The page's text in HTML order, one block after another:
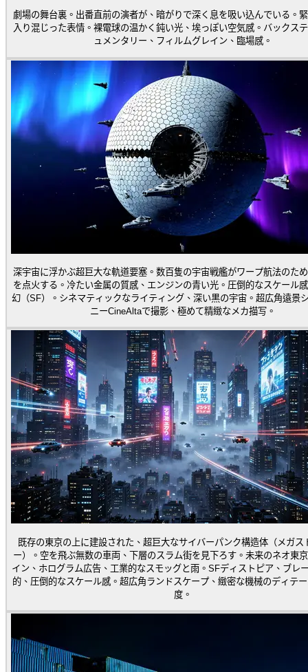
劇場の舞台裏。出番直前の演者が、暗がりで深く息を吸い込んでいる。
入り混じった表情。裸電球の温かく鈍い光、埃っぽい空気感。バックス
ュメンタリー、フィルムグレイン、臨場感。
深宇宙に浮かぶ超巨大な軌道要塞。数百隻の宇宙戦艦がワープ航法のた
を点火する。冷たい金属の質感、エンジンの青い光。圧倒的なスケール
幻（SF）。シネマティックなライティング、深い黒の宇宙。超広角遠景
ニーCineAltaで撮影、極めて精緻なメカ描写。
既存の東京の上に建設された、超巨大なサイバーパンク構造体（メガス
ー）。空を飛ぶ無数の車両、下層のスラム街を見下ろす。未来のネオ東
イン、ホログラム広告、工業的なスモッグと雨。SFディストピア、ブレ
的、圧倒的なスケール感。超広角ランドスケープ、緻密な機械のディテ
度。